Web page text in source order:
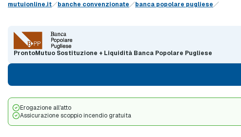
mutuionline.it banche convenzionate banca popolare pugliese
ProntoMutuo Sostituzione + Liquidità Banca Popolare Pugliese
Erogazione all'atto
Assicurazione scoppio incendio gratuita